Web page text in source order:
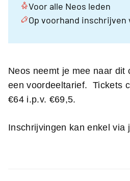
Voor alle Neos leden
Op voorhand
Neos neemt je mee naar dit
een voordeeltarief. Tickets
€64 i.p.v. €69,5.
Inschrijvingen kan enkel via